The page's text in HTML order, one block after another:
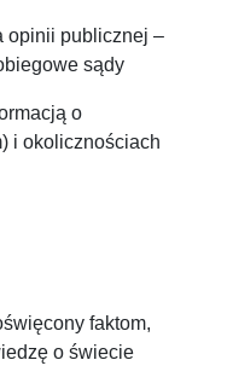
opinii publicznej –
sądy
o
i okolicznościach
faktom,
o świecie